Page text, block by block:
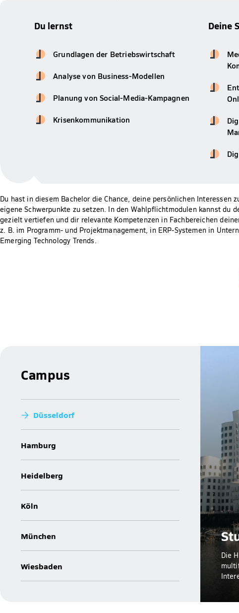
Du lernst
Grundlagen der Betriebswirtschaft
Analyse von Business-Modellen
Planung von Social-Media-Kampagnen
Krisenkommunikation
Deine
Du hast in diesem Bachelor die Chance, deine persönlichen Interessen
eigene Schwerpunkte zu setzen. In den Wahlpflichtmodulen kannst du
gezielt vertiefen und dir relevante Kompetenzen in Fachbereichen
z. B. im Programm- und Projektmanagement, in ERP-Systemen in
Emerging Technology Trends.
Campus
Düsseldorf
Hamburg
Heidelberg
Köln
München
Wiesbaden
Die